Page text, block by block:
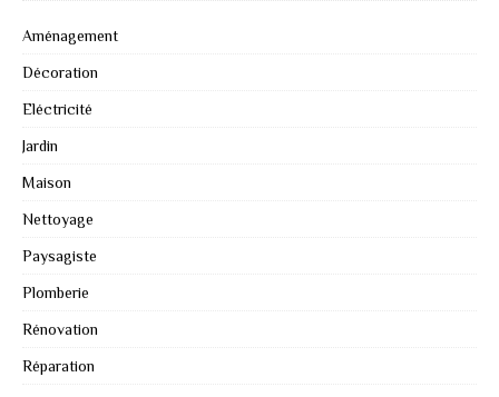
Aménagement
Décoration
Eléctricité
Jardin
Maison
Nettoyage
Paysagiste
Plomberie
Rénovation
Réparation